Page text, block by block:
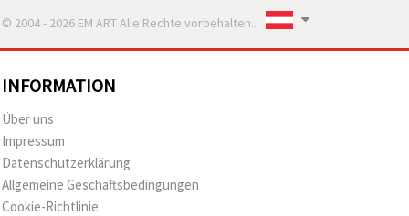
© 2004 - 2026 EM ART Alle Rechte vorbehalten..
INFORMATION
Über uns
Impressum
Datenschutzerklärung
Allgemeine Geschäftsbedingungen
Cookie-Richtlinie